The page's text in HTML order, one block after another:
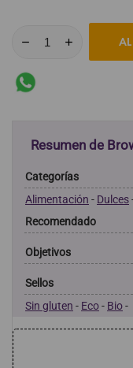
Resumen de
Categorías
Alimentación - Dulces
Recomendado
Objetivos
Sellos
Sin gluten - Eco- Bio-